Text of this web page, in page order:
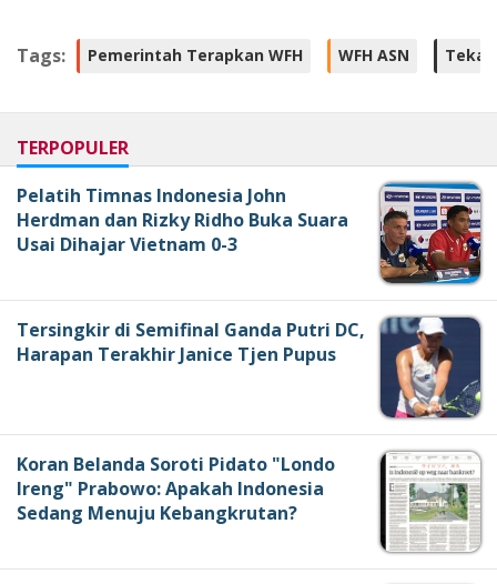
Tags: Pemerintah Terapkan WFH WFH ASN
TERPOPULER
Pelatih Timnas Indonesia John
Herdman dan Rizky Ridho Buka Suara
Usai Dihajar Vietnam 0-3
Tersingkir di Semifinal Ganda Putri DC,
Harapan Terakhir Janice Tjen Pupus
Koran Belanda Soroti Pidato "Londo
Ireng" Prabowo: Apakah Indonesia
Sedang Menuju Kebangkrutan?